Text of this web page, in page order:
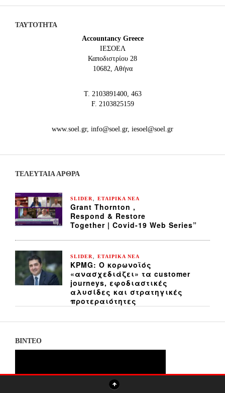
ΤΑΥΤΟΤΗΤΑ
Accountancy Greece
IEΣΟΕΛ
Καποδιστρίου 28
10682, Αθήνα
Τ. 2103891400, 463
F. 2103825159
www.soel.gr, info@soel.gr, iesoel@soel.gr
ΤΕΛΕΥΤΑΙΑ ΆΡΘΡΑ
SLIDER ΕΤΑΙΡΙΚΑ ΝΕΑ
Grant Thornton ,
Respond & Restore
Together | Covid-19 Web Series”
SLIDER ΕΤΑΙΡΙΚΑ ΝΕΑ
KPMG: Ο κορωνοϊός
«ανασχεδιάζει» τα customer
journeys, εφοδιαστικές
αλυσίδες και στρατηγικές
προτεραιότητες
ΒΙΝΤΕΟ